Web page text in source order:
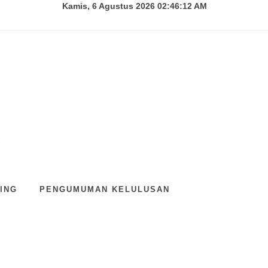
Kamis, 6 Agustus 2026 02:46:13 AM
PENGUMUMAN KELULUSAN